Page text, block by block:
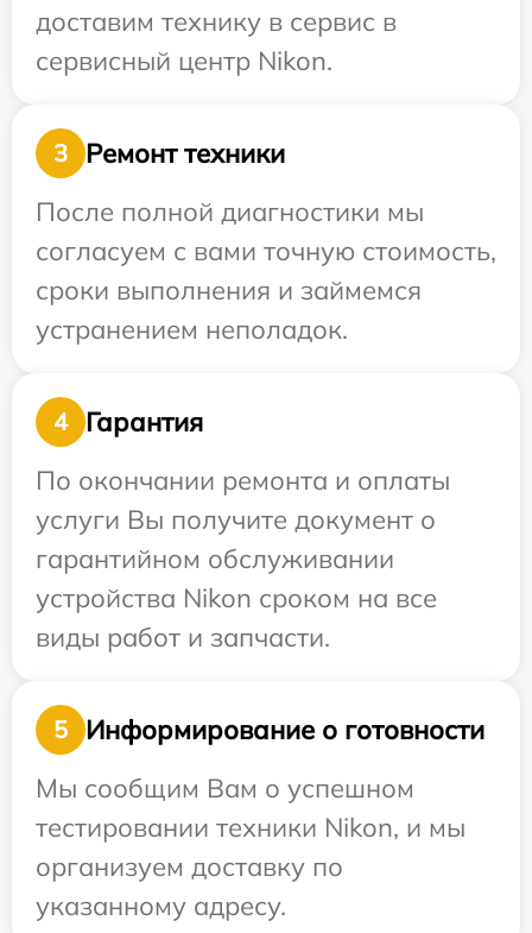
доставим технику в сервис в
сервисный центр Nikon.
3
Ремонт техники
После полной диагностики мы
согласуем с вами точную стоимость,
сроки выполнения и займемся
устранением неполадок.
4
Гарантия
По окончании ремонта и оплаты
услуги Вы получите документ о
гарантийном обслуживании
устройства Nikon сроком на все
виды работ и запчасти.
5
Информирование о готовности
Мы сообщим Вам о успешном
тестировании техники Nikon, и мы
организуем доставку по
указанному адресу.